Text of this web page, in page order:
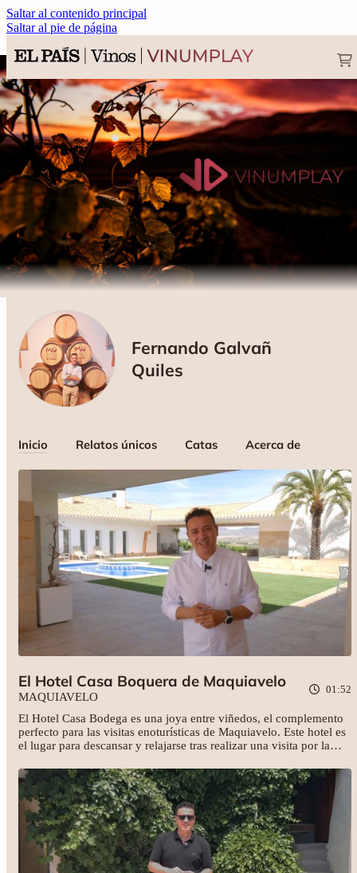
Saltar al contenido principal
Saltar al pie de página
Fernando Galvañ
Quiles
Inicio Relatos únicos Catas Acerca de
El Hotel Casa Boquera de Maquiavelo
MAQUIAVELO
01:52
El Hotel Casa Bodega es una joya entre viñedos, el complemento
perfecto para las visitas enoturísticas de Maquiavelo. Este hotel es
el lugar para descansar y relajarse tras realizar una visita por la
restaurante, piscina y con una vistas exquisitas. Un hotel donde
además podrás celebrar eventos variados en pleno Valle del
Altiplano Murciano, o como lo llaman cariñosamente:La Toscana
Yeclana.